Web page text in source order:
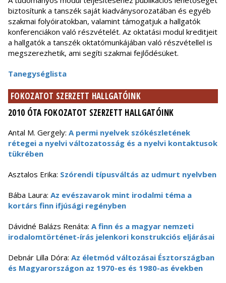
biztosítunk a tanszék saját kiadványsorozatában és egyéb
szakmai folyóiratokban, valamint támogatjuk a hallgatók
konferenciákon való részvételét. Az oktatási modul kreditjeit
a hallgatók a tanszék oktatómunkájában való részvétellel is
megszerezhetik, ami segíti szakmai fejlődésüket.
Tanegységlista
FOKOZATOT SZERZETT HALLGATÓINK
2010 ÓTA FOKOZATOT SZERZETT HALLGATÓINK
Antal M. Gergely: A permi nyelvek szókészletének
rétegei a nyelvi változatosság és a nyelvi kontaktusok
tükrében
Asztalos Erika: Szórendi típusváltás az udmurt nyelvben
Bába Laura: Az evészavarok mint irodalmi téma a
kortárs finn ifjúsági regényben
Dávidné Balázs Renáta: A finn és a magyar nemzeti
irodalomtörténet-írás jelenkori konstrukciós eljárásai
Debnár Lilla Dóra: Az életmód változásai Észtországban
és Magyarországon az 1970-es és 1980-as években